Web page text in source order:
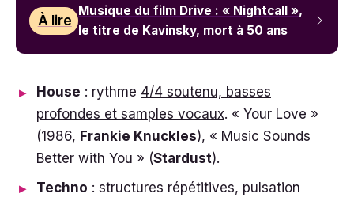
À lire
Musique du film Drive : « Nightcall »,
le titre de Kavinsky, mort à 50 ans
House : rythme 4/4 soutenu, basses
profondes et samples vocaux. « Your Love »
(1986, Frankie Knuckles), « Music Sounds
Better with You » (Stardust).
Techno : structures répétitives, pulsation